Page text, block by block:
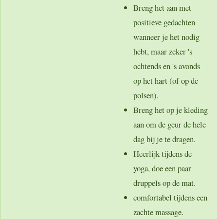
Breng het aan met
positieve gedachten
wanneer je het nodig
hebt, maar zeker 's
ochtends en 's avonds
op het hart (of op de
polsen).
Breng het op je kleding
aan om de geur de hele
dag bij je te dragen.
Heerlijk tijdens de
yoga, doe een paar
druppels op de mat.
comfortabel tijdens een
zachte massage.